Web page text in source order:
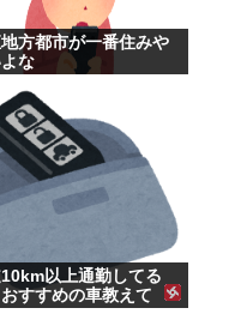
方都市が一番住みや
な
以上通勤してる
すすめの車教えて